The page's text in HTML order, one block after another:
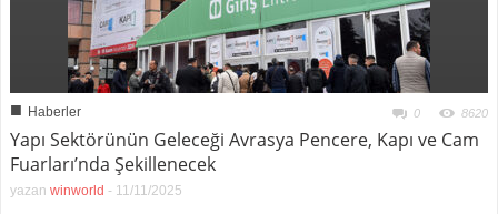
■ Haberler 0 8620
Yapı Sektörünün Geleceği Avrasya Pencere, Kapı ve Cam
Fuarları’nda Şekillenecek
yazan winworld - 11/11/2025